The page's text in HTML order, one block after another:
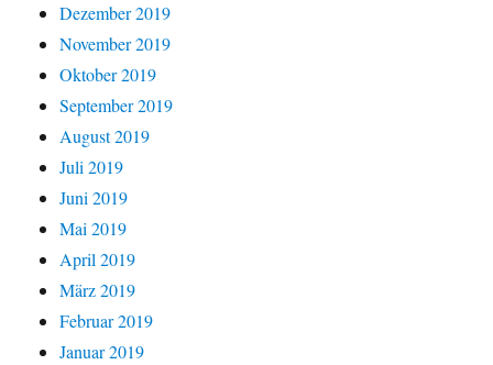
Dezember 2019
November 2019
Oktober 2019
September 2019
August 2019
Juli 2019
Juni 2019
Mai 2019
April 2019
März 2019
Februar 2019
Januar 2019